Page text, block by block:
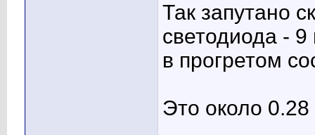
Так запутано
светодиода - 9
в прогретом
Это около